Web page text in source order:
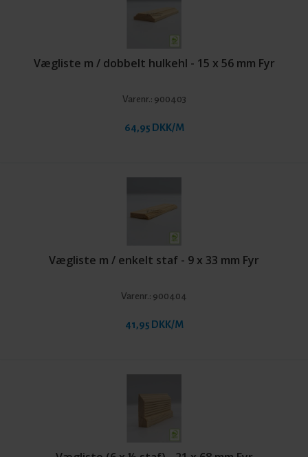
Vægliste m / dobbelt hulkehl - 15 x 56 mm Fyr
Varenr.: 900403
64,95 DKK/M
Vægliste m / enkelt staf - 9 x 33 mm Fyr
Varenr.: 900404
41,95 DKK/M